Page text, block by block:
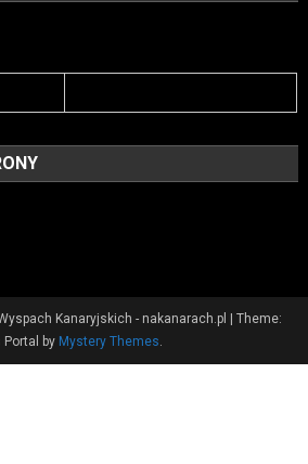
Kanaryjskich - nakanarach.pl | Theme:
Portal by Mystery Themes